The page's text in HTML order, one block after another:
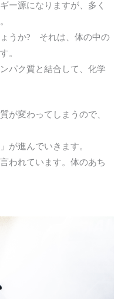
ー源になりますが、多く
うか? それは、体の中の
。
パク質と結合して、化学
が変わってしまうので、
が進んでいきます。
われています。体のあち